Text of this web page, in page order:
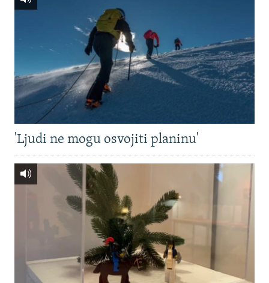
'Ljudi ne mogu osvojiti planinu'